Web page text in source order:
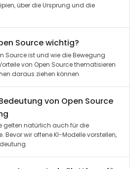
über die Ursprung und die
Source wichtig?
Source ist und wie die Bewegung
von Open Source thematisieren
daraus ziehen können.
von Open Source
gelten natürlich auch für die
Bevor wir offene KI-Modelle vorstellen,